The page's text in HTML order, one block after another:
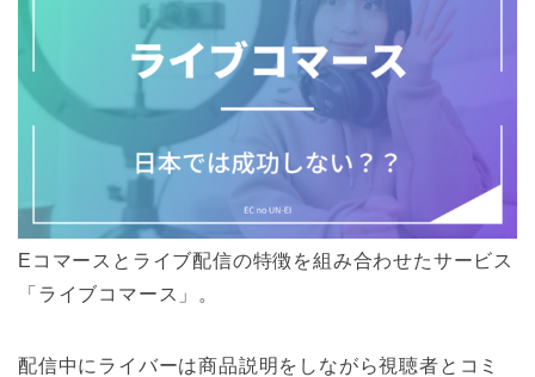
Eコマースとライブ配信の特徴を組み合わせたサービス
「ライブコマース」。
配信中にライバーは商品説明をしながら視聴者とコミ